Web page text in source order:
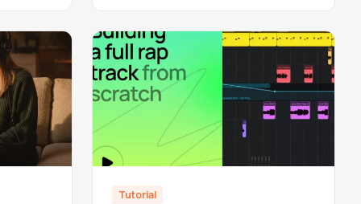
e come iniziare a produrre con una
DAW basata su browser.
Tutorial